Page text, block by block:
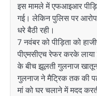
इस मामले में एफआइआर
गई। लेकिन पुलिस पर
धरे बैठी रही।
7 नवंबर को पीड़िता को
पीएमसीएच रेफर करके
के बीच झूलती गुलनाज खातून
गुलनाज ने मैट्रिक तक की
मां को घर चलाने में मदद